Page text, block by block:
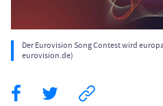
Der Eurovision Song Contest wird
eurovision.de)